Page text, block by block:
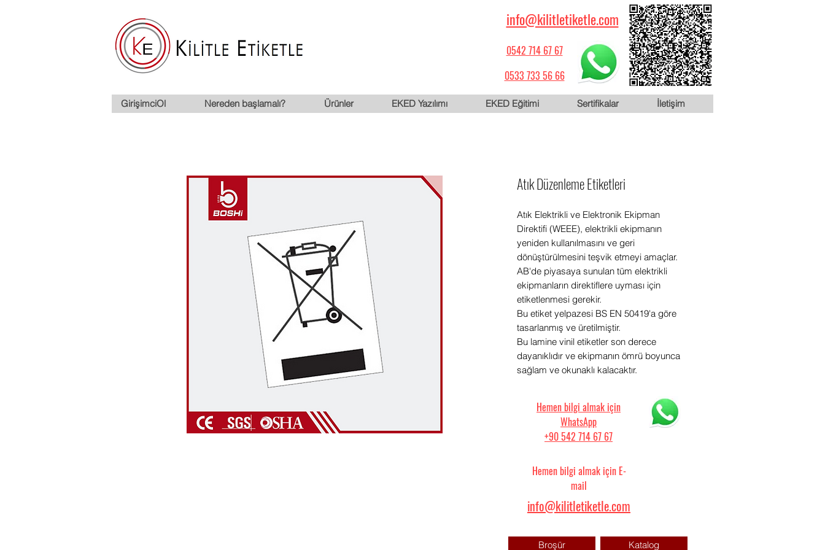
info@kilitletiketle.com
0542 714 67 67
0533 733 56 66
GirişimciOl Nereden başlamalı? Ürünler EKED Yazılımı EKED Eğitimi Sertifikalar İletişim
Atık Düzenleme Etiketleri
Atık Elektrikli ve Elektronik Ekipman
Direktifi (WEEE), elektrikli ekipmanın
yeniden kullanılmasını ve geri
dönüştürülmesini teşvik etmeyi amaçlar.
AB'de piyasaya sunulan tüm elektrikli
ekipmanların direktiflere uyması için
etiketlenmesi gerekir.
Bu etiket yelpazesi BS EN 50419'a göre
tasarlanmış ve üretilmiştir.
Bu lamine vinil etiketler son derece
dayanıklıdır ve ekipmanın ömrü boyunca
sağlam ve okunaklı kalacaktır.
info@kilitletiketle.com
Hemen bilgi almak için
WhatsApp
+90 542 714 67 67
Hemen bilgi almak için E-
mail
Broşür Katalog